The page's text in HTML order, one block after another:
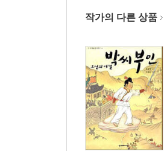
작가의 다른 상품